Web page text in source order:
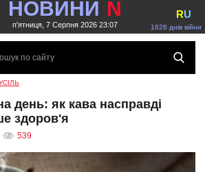
НОВИНИ N
п'ятниця, 7 Серпня 2026 23:07 1626 днів війни
RU
день: як кава насправді
здоров'я
539